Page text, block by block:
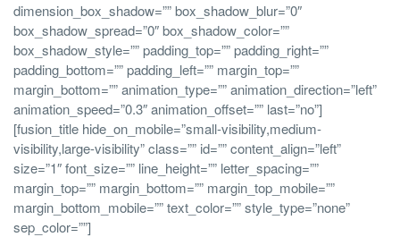
dimension_box_shadow=”” box_shadow_blur=”0″
box_shadow_spread=”0″ box_shadow_color=””
box_shadow_style=”” padding_top=”” padding_right=””
padding_bottom=”” padding_left=”” margin_top=””
margin_bottom=”” animation_type=”” animation_direction=”left”
animation_speed=”0.3″ animation_offset=”” last=”no”]
[fusion_title hide_on_mobile=”small-visibility,medium-
visibility,large-visibility” class=”” id=”” content_align=”left”
size=”1″ font_size=”” line_height=”” letter_spacing=””
margin_top=”” margin_bottom=”” margin_top_mobile=””
margin_bottom_mobile=”” text_color=”” style_type=”none”
sep_color=””]